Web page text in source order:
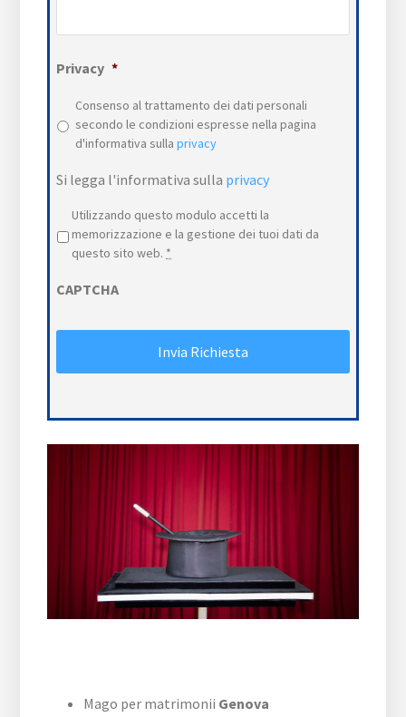
Privacy *
Consenso al trattamento dei dati personali
secondo le condizioni espresse nella pagina
d'informativa sullaprivacy
Si legga l'informativa sulla privacy
Privacy *
Utilizzando questo modulo accetti la
memorizzazione e la gestione dei tuoi dati da
questo sito web. *
CAPTCHA
Mago per matrimonii Genova